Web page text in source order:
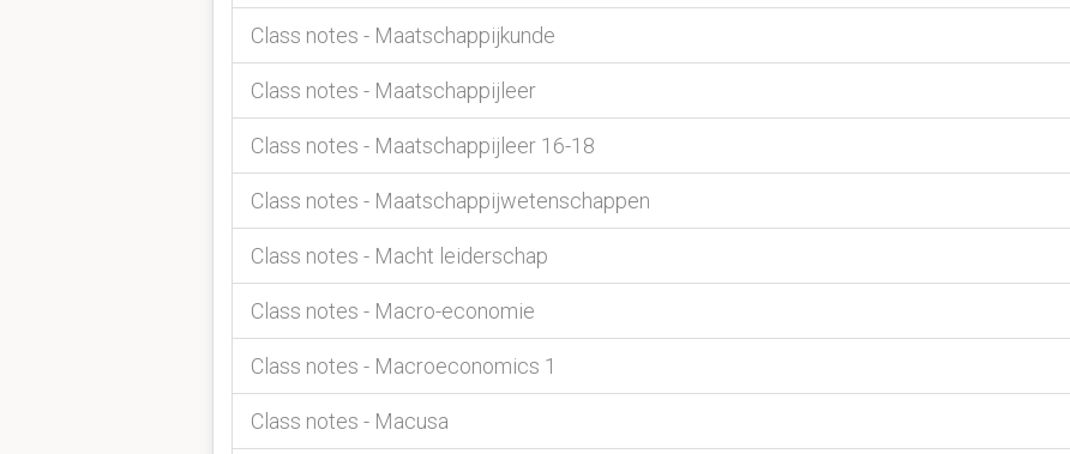
Class notes - Maatschappijkunde
Class notes - Maatschappijleer
Class notes - Maatschappijleer 16-18
Class notes - Maatschappijwetenschappen
Class notes - Macht leiderschap
Class notes - Macro-economie
Class notes - Macroeconomics 1
Class notes - Macusa